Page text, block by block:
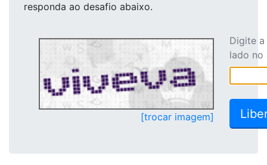
responda ao desafio abaixo.
[trocar imagem]
Digite
lado no